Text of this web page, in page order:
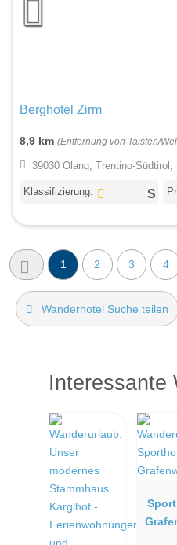
Berghotel Zirm
8,9 km (Entfernung von Taisten/
39030 Olang, Trentino-Südtirol,
Klassifizierung:
1 2 3 4
Wanderhotel Suche teilen
Interessante